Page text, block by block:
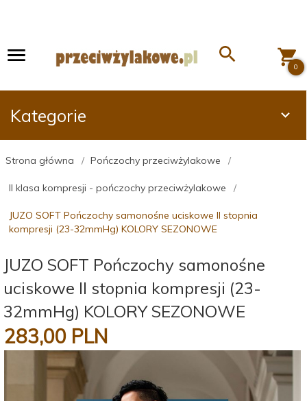
0
Kategorie
Strona główna Pończochy przeciwżylakowe
II klasa kompresji - pończochy przeciwżylakowe
JUZO SOFT Pończochy samonośne uciskowe II stopnia
kompresji (23-32mmHg) KOLORY SEZONOWE
JUZO SOFT Pończochy samonośne
uciskowe II stopnia kompresji (23-
32mmHg) KOLORY SEZONOWE
283,00 PLN